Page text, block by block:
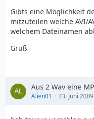
Gibts eine Möglichkeit
mitzuteilen welche AVI/
welchem Dateinamen
Gruß
Aus 2 Wav eine
Alien01 23. Juni